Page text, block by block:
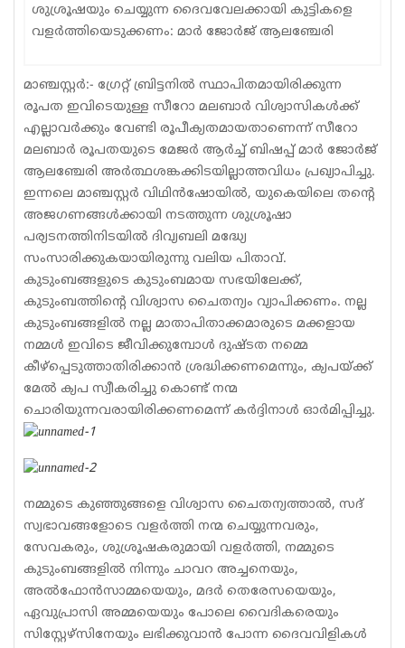
Gallery
മാഞ്ചസ്റ്റര്‍:- ഗ്രേറ്റ് ബ്രിട്ടനില്‍ സ്ഥാപിതമായിരിക്കുന്ന
രൂപത ഇവിടെയുള്ള സീറോ മലബാര്‍ വിശ്വാസികള്‍ക്ക്
എല്ലാവര്‍ക്കും വേണ്ടി രൂപീക്യതമായതാണെന്ന് സീറോ
മലബാര്‍ രൂപതയുടെ മേജര്‍ ആര്‍ച്ച് ബിഷപ്പ് മാര്‍ ജോര്‍ജ്
ആലഞ്ചേരി അര്‍ത്ഥശങ്കക്കിടയില്ലാത്തവിധം പ്രഖ്യാപിച്ചു.
ഇന്നലെ മാഞ്ചസ്റ്റര്‍ വിഥിന്‍ഷോയില്‍, യുകെയിലെ തന്റെ
അജഗണങ്ങള്‍ക്കായി നടത്തുന്ന ശുശ്രൂഷാ
പര്യടനത്തിനിടയില്‍ ദിവ്യബലി മദ്ധ്യേ
സംസാരിക്കുകയായിരുന്നു വലിയ പിതാവ്.
കുടുംബങ്ങളുടെ കുടുംബമായ സഭയിലേക്ക്,
കുടുംബത്തിന്റെ വിശ്വാസ ചൈതന്യം വ്യാപിക്കണം. നല്ല
കുടുംബങ്ങളില്‍ നല്ല മാതാപിതാക്കമാരുടെ മക്കളായ
നമ്മള്‍ ഇവിടെ ജീവിക്കുമ്പോള്‍ ദുഷ്ടത നമ്മെ
കീഴ്പ്പെടുത്താതിരിക്കാന്‍ ശ്രദ്ധിക്കണമെന്നും, ക്യപയ്ക്ക്
മേല്‍ ക്യപ സ്വീകരിച്ചു കൊണ്ട് നന്മ
ചൊരിയുന്നവരായിരിക്കണമെന്ന് കര്‍ദ്ദിനാള്‍ ഓര്‍മിപ്പിച്ചു.
നമ്മുടെ കുഞ്ഞുങ്ങളെ വിശ്വാസ ചൈതന്യത്താല്‍, സദ്
സ്വഭാവങ്ങളോടെ വളര്‍ത്തി നന്മ ചെയ്യുന്നവരും,
സേവകരും, ശുശ്രൂഷകരുമായി വളര്‍ത്തി, നമ്മുടെ
കുടുംബങ്ങളില്‍ നിന്നും ചാവറ അച്ചനെയും,
അല്‍ഫോന്‍സാമ്മയെയും, മദര്‍ തെരേസയെയും,
ഏവുപ്രാസി അമ്മയെയും പോലെ വൈദികരെയും
സിസ്റ്റേഴ്സിനേയും ലഭിക്കുവാന്‍ പോന്ന ദൈവവിളികള്‍